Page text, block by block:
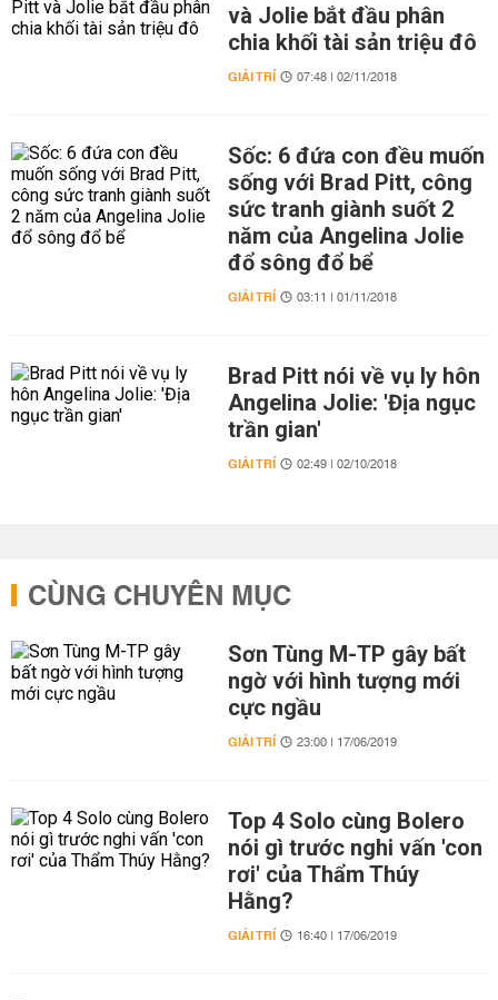
và Jolie bắt đầu phân
chia khối tài sản triệu đô
GIẢI TRÍ 07:48 | 02/11/2018
Sốc: 6 đứa con đều muốn
sống với Brad Pitt, công
sức tranh giành suốt 2
năm của Angelina Jolie
đổ sông đổ bể
GIẢI TRÍ 03:11 | 01/11/2018
Brad Pitt nói về vụ ly hôn
Angelina Jolie: 'Địa ngục
trần gian'
GIẢI TRÍ 02:49 | 02/10/2018
CÙNG CHUYÊN MỤC
Sơn Tùng M-TP gây bất
ngờ với hình tượng mới
cực ngầu
GIẢI TRÍ 23:00 | 17/06/2019
Top 4 Solo cùng Bolero
nói gì trước nghi vấn 'con
rơi' của Thẩm Thúy
Hằng?
GIẢI TRÍ 16:40 | 17/06/2019